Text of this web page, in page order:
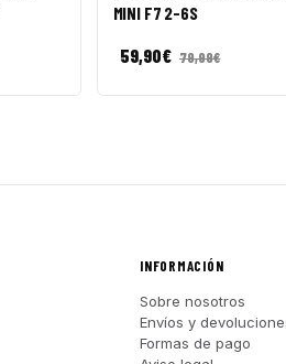
MINI F7 2-6S
59,90€ 79,99€
INFORMACIÓN
Sobre nosotros
Envíos y
Formas de pago